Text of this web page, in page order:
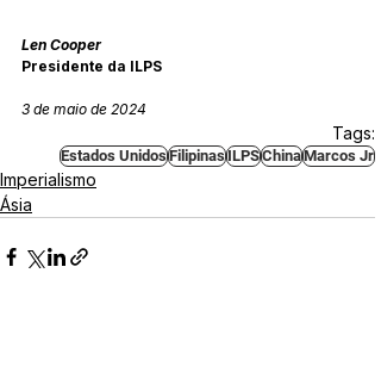
Len Cooper
Presidente da ILPS
3 de maio de 2024
Tags:
Estados UnidosFilipinasILPSChinaMarcos Jr
Imperialismo
Ásia